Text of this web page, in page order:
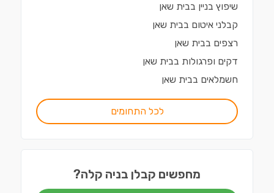
שיפוץ בניין בבית שאן
קבלני איטום בבית שאן
רצפים בבית שאן
דקים ופרגולות בבית שאן
חשמלאים בבית שאן
לכל התחומים
מחפשים קבלן בניה קלה?